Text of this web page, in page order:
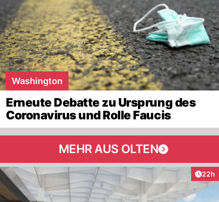
Washington
Erneute Debatte zu Ursprung des
Coronavirus und Rolle Faucis
MEHR AUS OLTEN
22h